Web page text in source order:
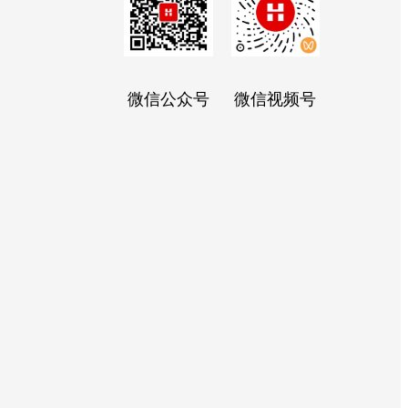
微信公众号 微信视频号